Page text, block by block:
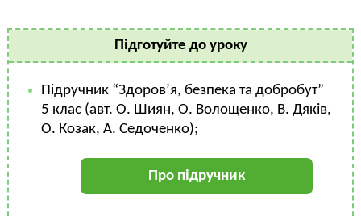
Підготуйте до уроку
Підручник “Здоров’я, безпека та добробут”
5 клас (авт. О. Шиян, О. Волощенко, В. Дяків,
О. Козак, А. Седоченко);
Про підручник